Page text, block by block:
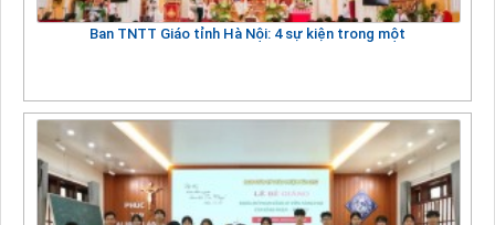
Ban TNTT Giáo tỉnh Hà Nội: 4 sự kiện trong một